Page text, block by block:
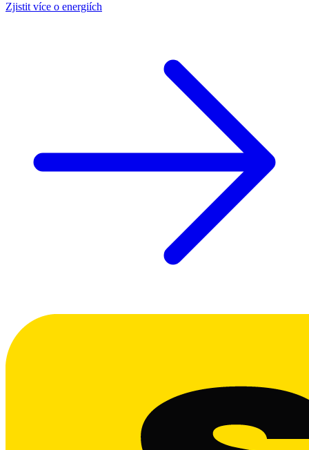
Zjistit více o energiích